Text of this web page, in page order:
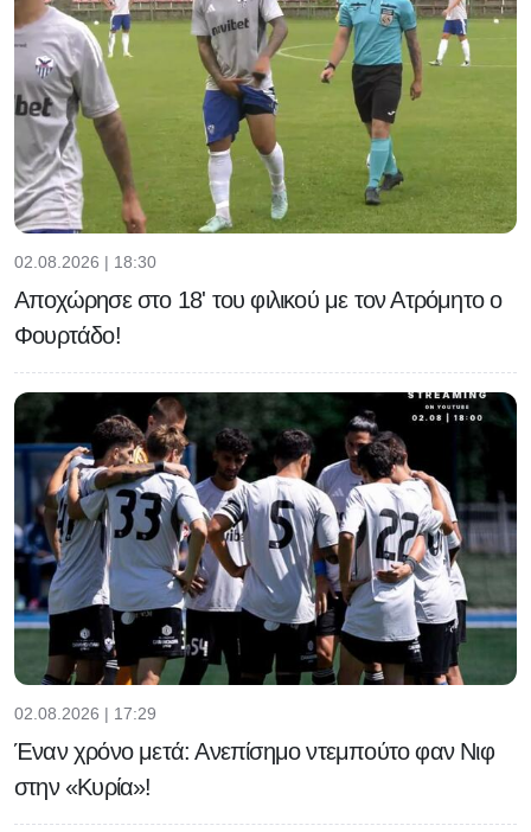
02.08.2026 | 18:30
Αποχώρησε στο 18' του φιλικού με τον Ατρόμητο ο
Φουρτάδο!
02.08.2026 | 17:29
Έναν χρόνο μετά: Ανεπίσημο ντεμπούτο φαν Νιφ
στην «Κυρία»!